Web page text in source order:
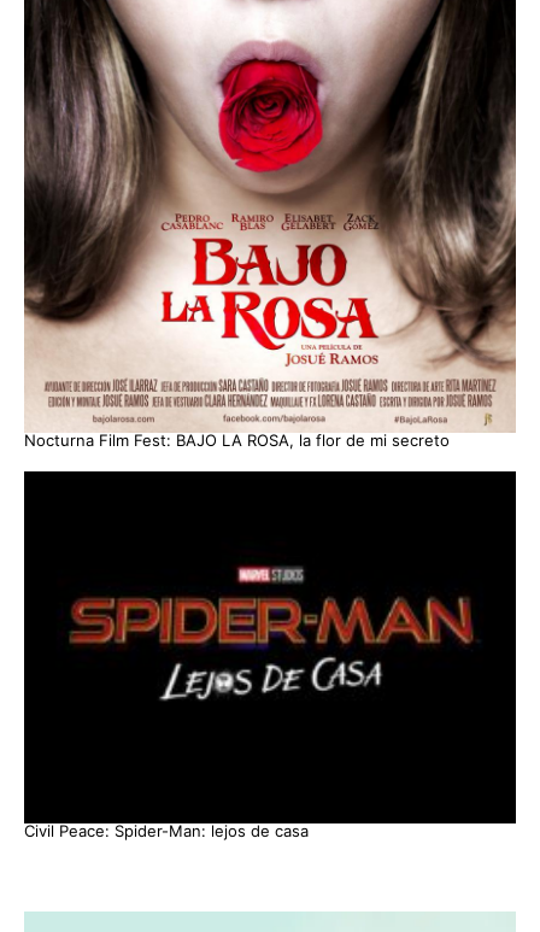
Nocturna Film Fest: BAJO LA ROSA, la flor de mi secreto
Civil Peace: Spider-Man: lejos de casa